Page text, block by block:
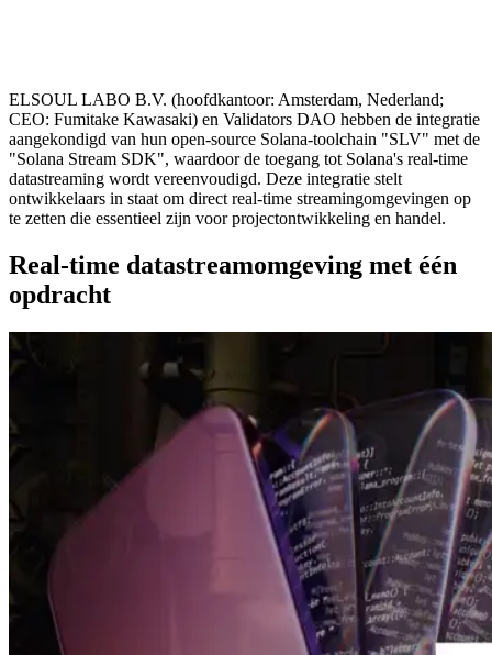
ELSOUL LABO B.V. (hoofdkantoor: Amsterdam, Nederland;
CEO: Fumitake Kawasaki) en Validators DAO hebben de integratie
aangekondigd van hun open-source Solana-toolchain "SLV" met de
"Solana Stream SDK", waardoor de toegang tot Solana's real-time
datastreaming wordt vereenvoudigd. Deze integratie stelt
ontwikkelaars in staat om direct real-time streamingomgevingen op
te zetten die essentieel zijn voor projectontwikkeling en handel.
Real-time datastreamomgeving met één
opdracht